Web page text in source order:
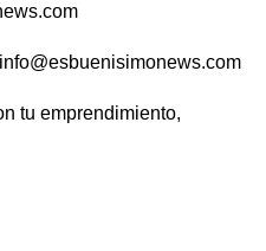
tu emprendimiento,